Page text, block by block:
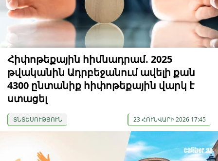
Հիփոթեքային հիմնադրամ. 2025
թվականին Ադրբեջանում ավելի քան
4300 ընտանիք հիփոթեքային վարկ է
ստացել
ՏՆՏԵՍՈՒԹՅՈՒՆ 23 ՀՈՒՆՎԱՐԻ 2026 17:45